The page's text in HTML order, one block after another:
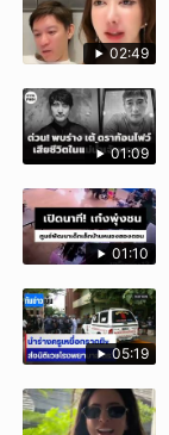
02:49
01:09
01:10
05:19